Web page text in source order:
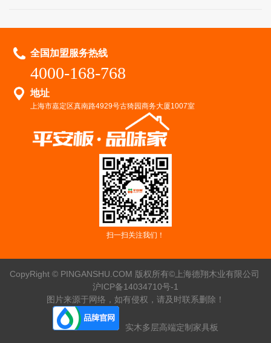
全国加盟服务热线
4000-168-768
地址
上海市嘉定区真南路4929号古猗园商务大厦1007室
扫一扫关注我们！
CopyRight © PINGANSHU.COM 版权所有©上海德翔木业有限公司
沪ICP备14034710号-1
图片来源于网络，如有侵权，请及时联系删除！
实木多层高端定制家具板